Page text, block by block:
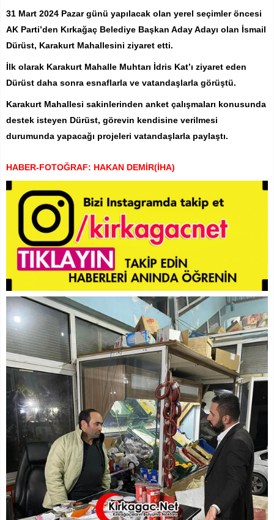
31 Mart 2024 Pazar günü yapılacak olan yerel seçimler öncesi
AK Parti’den Kırkağaç Belediye Başkan Aday Adayı olan İsmail
Dürüst, Karakurt Mahallesini ziyaret etti.
İlk olarak Karakurt Mahalle Muhtarı İdris Kat’ı ziyaret eden
Dürüst daha sonra esnaflarla ve vatandaşlarla görüştü.
Karakurt Mahallesi sakinlerinden anket çalışmaları konusunda
destek isteyen Dürüst, görevin kendisine verilmesi
durumunda yapacağı projeleri vatandaşlarla paylaştı.
HABER-FOTOĞRAF: HAKAN DEMİR(İHA)